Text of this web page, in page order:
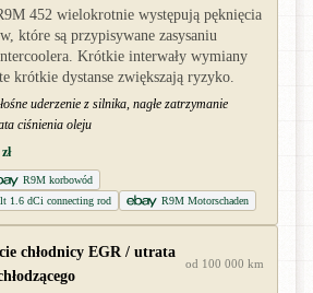
452 wielokrotnie występują pęknięcia
które są przypisywane zasysaniu
Krótkie interwały wymiany
krótkie dystanse zwiększają ryzyko.
uderzenie z silnika, nagłe zatrzymanie
ciśnienia oleju
R9M korbowód
1.6 dCi connecting rod
R9M Motorschaden
chłodnicy EGR / utrata
od 100 000 km